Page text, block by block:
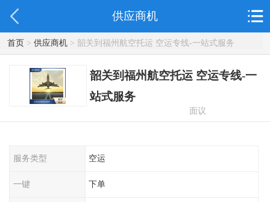
供应商机
首页> 供应商机> 韶关到福州航空托运 空运专线-一站式服务
韶关到福州航空托运 空运专线-一
站式服务
面议
服务类型 空运
一键 下单